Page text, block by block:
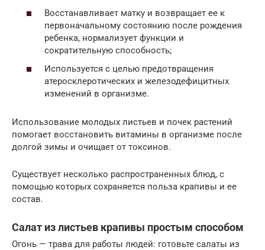
Восстанавливает матку и возвращает ее к
первоначальному состоянию после рождения
ребенка, нормализует функции и
сократительную способность;
Используется с целью предотвращения
атеросклеротических и железодефицитных
изменений в организме.
Использование молодых листьев и почек растений
помогает восстановить витамины в организме после
долгой зимы и очищает от токсинов.
Существует несколько распространенных блюд, с
помощью которых сохраняется польза крапивы и ее
состав.
Салат из листьев крапивы простым способом
Огонь — трава для работы людей: готовьте салаты из